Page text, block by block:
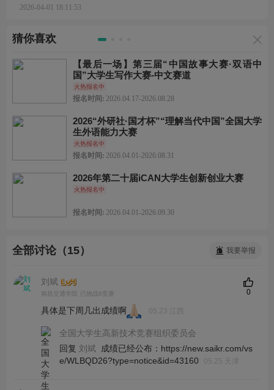
2026-04-01 18:11:53
猜你喜欢
【最后一场】第三届“中国故事大赛·双语中
国”大学生写作大赛-中文赛道
火热报名中
报名时间: 2026.04.17-2026.08.28
2026“外研社·国才杯”“理解当代中国”全国大学
生外语能力大赛
火热报名中
报名时间: 2026.04.01-2026.08.31
2026年第二十届iCAN大学生创新创业大赛
火热报名中
报名时间: 2026.04.01-2026.09.30
全部讨论（15） 我要举报
刘斌
南昌交通学院 已挑战8竞赛
具体是下周几出成绩啊 05.23 江西
0
全国大学生高新技术竞赛组织委员会
回复 刘斌
成绩已经公布：https://new.saikr.com/vs
e/WLBQD26?type=notice&id=43160
05.25 天津